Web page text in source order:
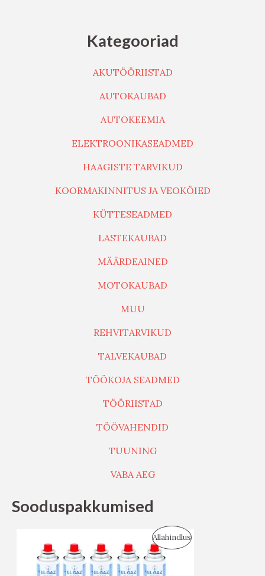
Kategooriad
AKUTÖÖRIISTAD
AUTOKAUBAD
AUTOKEEMIA
ELEKTROONIKASEADMED
HAAGISTE TARVIKUD
KOORMAKINNITUS JA VEOKÖIED
KÜTTESEADMED
LASTEKAUBAD
MÄÄRDEAINED
MOTOKAUBAD
MUU
REHVITARVIKUD
TALVEKAUBAD
TÖÖKOJA SEADMED
TÖÖRIISTAD
TÖÖVAHENDID
TUUNING
VABA AEG
Sooduspakkumised
AllahindlusS